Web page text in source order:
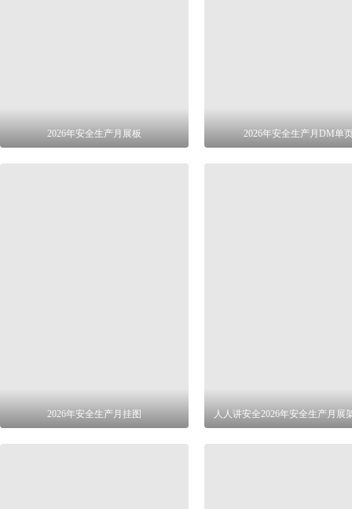
2026年安全生产月展板 2026年安全生产月DM单
2026年安全生产月挂图 人人讲安全2026年安全生产月展